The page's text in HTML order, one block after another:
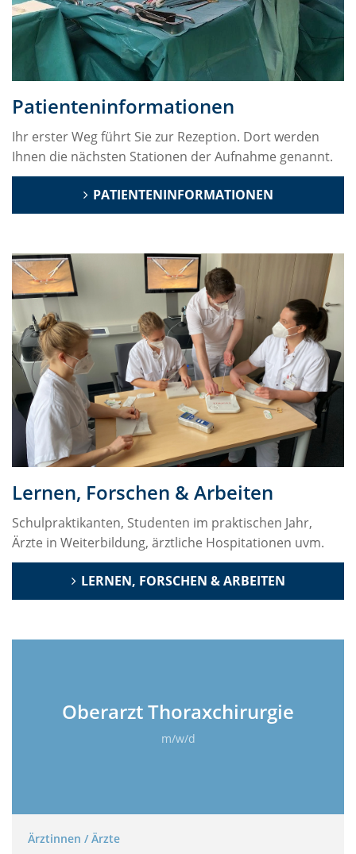
Patienteninformationen
Ihr erster Weg führt Sie zur Rezeption. Dort werden
Ihnen die nächsten Stationen der Aufnahme genannt.
PATIENTENINFORMATIONEN
Lernen, Forschen & Arbeiten
Schulpraktikanten, Studenten im praktischen Jahr,
Ärzte in Weiterbildung, ärztliche Hospitationen uvm.
LERNEN, FORSCHEN & ARBEITEN
Oberarzt Thoraxchirurgie
m/w/d
Ärztinnen / Ärzte